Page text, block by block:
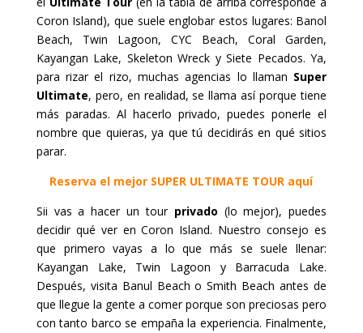
Coron Island), que suele englobar estos lugares: Banol
Beach, Twin Lagoon, CYC Beach, Coral Garden,
Kayangan Lake, Skeleton Wreck y Siete Pecados. Ya,
para rizar el rizo, muchas agencias lo llaman Super
Ultimate, pero, en realidad, se llama así porque tiene
más paradas. Al hacerlo privado, puedes ponerle el
nombre que quieras, ya que tú decidirás en qué sitios
parar.
Reserva el mejor SUPER ULTIMATE TOUR aquí
Sii vas a hacer un tour privado (lo mejor), puedes
decidir qué ver en Coron Island. Nuestro consejo es
que primero vayas a lo que más se suele llenar:
Kayangan Lake, Twin Lagoon y Barracuda Lake.
Después, visita Banul Beach o Smith Beach antes de
que llegue la gente a comer porque son preciosas pero
con tanto barco se empaña la experiencia. Finalmente,